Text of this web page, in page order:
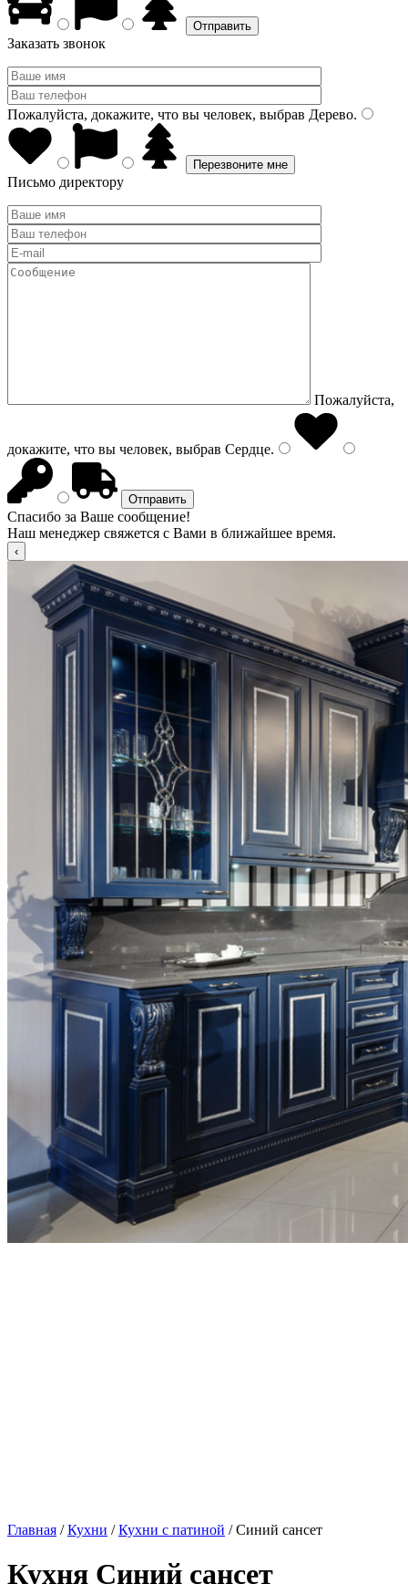
Заказать звонок
Пожалуйста, докажите, что вы человек, выбрав Дерево.
Письмо директору
Пожалуйста,
докажите, что вы человек, выбрав Сердце.
Спасибо за Ваше сообщение!
Наш менеджер свяжется с Вами в ближайшее время.
Главная /Кухни /Кухни с патиной / Синий сансет
Кухня Синий сансет